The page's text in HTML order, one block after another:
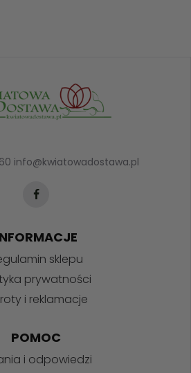
info@kwiatowadostawa.pl
sklepu
prywatności
i reklamacje
POMOC
i odpowiedzi